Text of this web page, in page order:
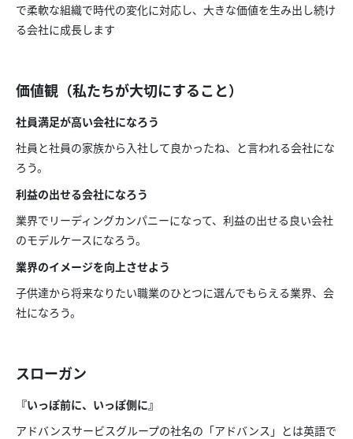
で柔軟な組織で時代の変化に対応し、大きな価値を生み出し続け
る会社に成長します
価値観（私たちが大切にすること）
社員満足が高い会社になろう
社員と社員の家族から入社して良かったね、と言われる会社にな
ろう。
利益の出せる会社になろう
業界でリーディングカンパニーになって、利益の出せる良い会社
のモデルケースになろう。
業界のイメージを向上させよう
子供達から将来なりたい職業のひとつに選んでもらえる業界、会
社になろう。
スローガン
『いっぽ前に、いっぽ側に』
アドバンスサービスグループの社名の「アドバンス」とは英語で